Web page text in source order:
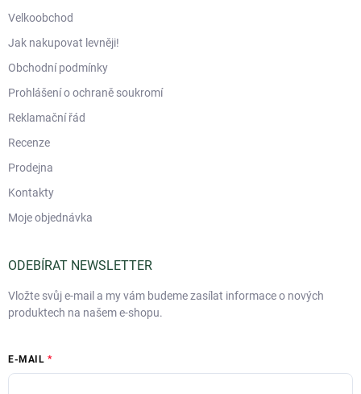
Velkoobchod
Jak nakupovat levněji!
Obchodní podmínky
Prohlášení o ochraně soukromí
Reklamační řád
Recenze
Prodejna
Kontakty
Moje objednávka
ODEBÍRAT NEWSLETTER
Vložte svůj e-mail a my vám budeme zasílat informace o nových
produktech na našem e-shopu.
E-MAIL